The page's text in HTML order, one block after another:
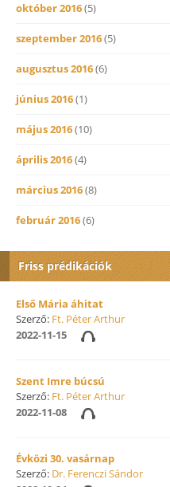
október 2016(5)
szeptember 2016(5)
augusztus 2016(6)
június 2016(1)
május 2016(10)
április 2016(4)
március 2016(8)
február 2016(6)
Friss prédikációk
Első Mária áhitat
Szerző: Ft. Péter Arthur
2022-11-15
Szent Imre búcsú
Szerző: Ft. Péter Arthur
2022-11-08
Évközi 30. vasárnap
Szerző: Dr. Ferenczi Sándor